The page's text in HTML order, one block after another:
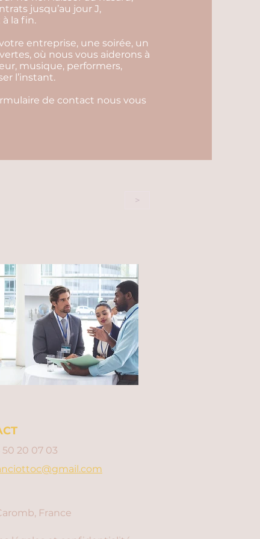
jusqu’au jour J,
la fin.
entreprise, une soirée, un
où nous vous aiderons à
musique, performers,
l’instant.
de contact nous vous
>
50 20 07 03
France